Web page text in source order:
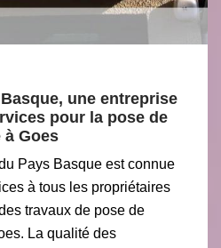
une entreprise
pour la pose de
Goes
Pays Basque est connue
à tous les propriétaires
travaux de pose de
La qualité des